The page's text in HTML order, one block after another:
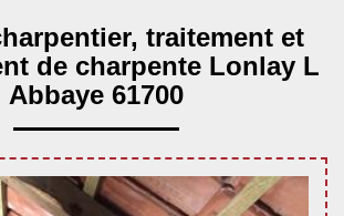
traitement et
de charpente Lonlay L
Abbaye 61700